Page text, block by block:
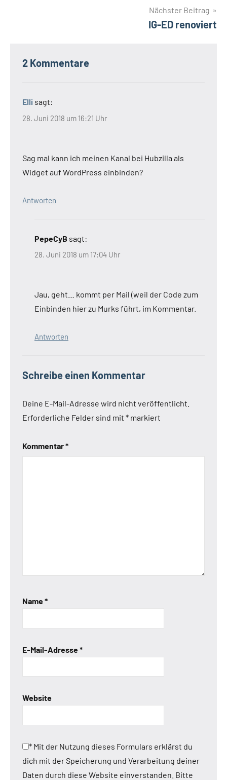
Nächster Beitrag
IG-ED renoviert
2 Kommentare
Elli sagt:
28. Juni 2018 um 16:21 Uhr
Sag mal kann ich meinen Kanal bei Hubzilla als
Widget auf WordPress einbinden?
Antworten
PepeCyB sagt:
28. Juni 2018 um 17:04 Uhr
Jau, geht… kommt per Mail (weil der Code zum
Einbinden hier zu Murks führt, im Kommentar.
Antworten
Schreibe einen Kommentar
Deine E-Mail-Adresse wird nicht veröffentlicht.
Erforderliche Felder sind mit * markiert
Kommentar*
Name*
E-Mail-Adresse*
Website
* Mit der Nutzung dieses Formulars erklärst du
dich mit der Speicherung und Verarbeitung deiner
Daten durch diese Website einverstanden. Bitte